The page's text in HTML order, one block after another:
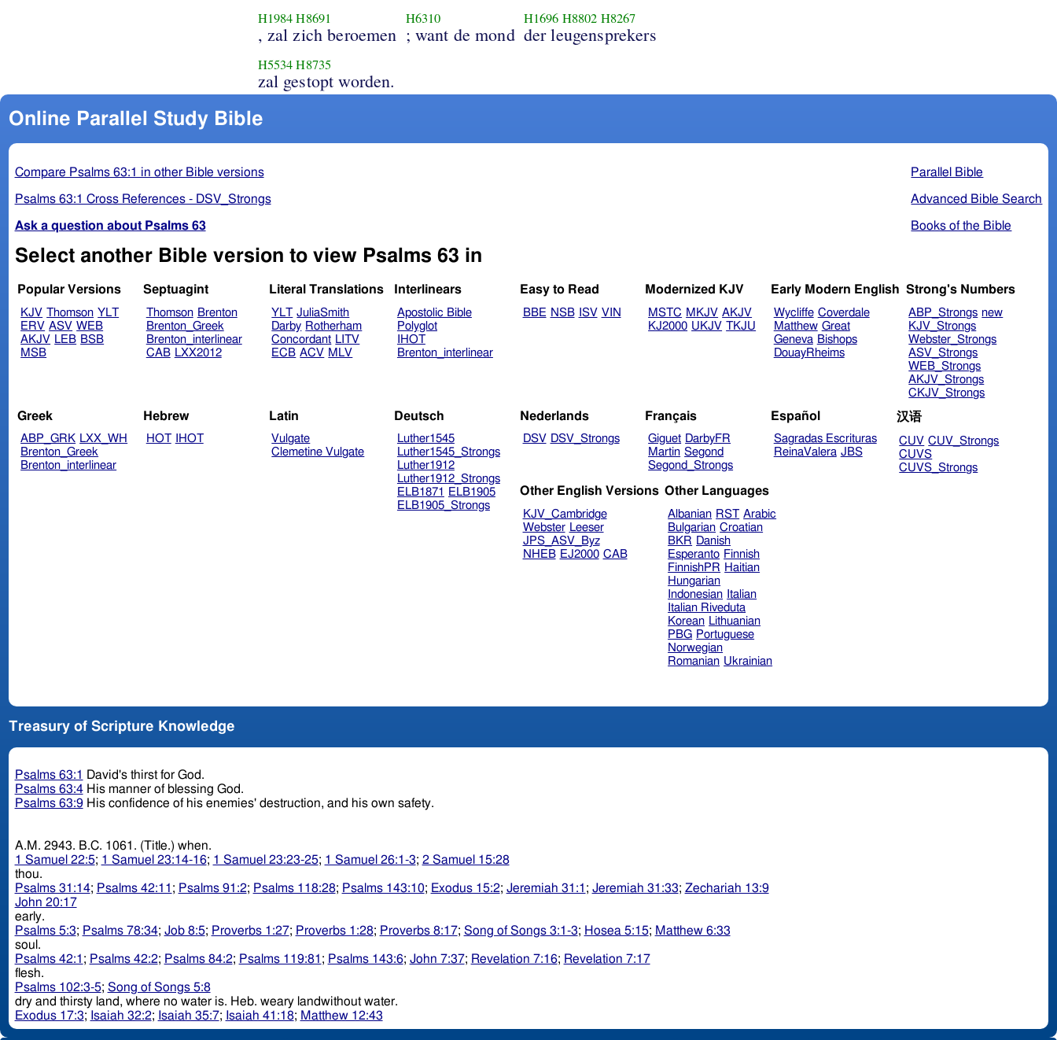
H1984 H8691
, zal zich beroemen
H6310
; want de mond
H1696 H8802 H8267
der leugensprekers
H5534 H8735
zal gestopt worden.
Online Parallel Study Bible
Parallel Bible
Advanced Bible Search
Books of the Bible
Compare Psalms 63:1 in other Bible versions
Psalms 63:1 Cross References - DSV_Strongs
Ask a question about Psalms 63
Select another Bible version to view Psalms 63 in
Popular Versions
KJV Thomson YLT
ERV ASV WEB
AKJV LEB BSB
MSB
Septuagint
Thomson Brenton
Brenton_Greek
Brenton_interlinear
CAB LXX2012
Literal Translations
YLT JuliaSmith
Darby Rotherham
Concordant LITV
ECB ACV MLV
Interlinears
Apostolic Bible
Polyglot
IHOT
Brenton_interlinear
Easy to Read
BBE NSB ISV VIN
Modernized KJV
MSTC MKJV AKJV
KJ2000 UKJV TKJU
Early Modern English
Wycliffe Coverdale
Matthew Great
Geneva Bishops
DouayRheims
Strong's Numbers
ABP_Strongs new
KJV_Strongs
Webster_Strongs
ASV_Strongs
WEB_Strongs
AKJV_Strongs
CKJV_Strongs
Greek
ABP_GRK LXX_WH
Brenton_Greek
Brenton_interlinear
Hebrew
HOT IHOT
Latin
Vulgate
Clemetine Vulgate
Deutsch
Luther1545
Luther1545_Strongs
Luther1912
Luther1912_Strongs
ELB1871
ELB1905
ELB1905_Strongs
Nederlands
DSV DSV_Strongs
Français
Giguet DarbyFR
Martin Segond
Segond_Strongs
Español
Sagradas Escrituras
ReinaValera JBS
汉语
CUV CUV_Strongs
CUVS
CUVS_Strongs
Other English Versions
KJV_Cambridge
Webster Leeser
JPS_ASV_Byz
NHEB EJ2000 CAB
Other Languages
Albanian RST Arabic
Bulgarian Croatian
BKR Danish
Esperanto Finnish
FinnishPR Haitian
Hungarian
Indonesian Italian
Italian Riveduta
Korean Lithuanian
PBG Portuguese
Norwegian
Romanian Ukrainian
Treasury of Scripture Knowledge
Psalms 63:1
David's thirst for God.
Psalms 63:4His manner of blessing God.
Psalms 63:9His confidence of his enemies' destruction, and his own safety.
A.M. 2943. B.C. 1061. (Title.) when.
1 Samuel 22:5; 1 Samuel 23:14-16; 1 Samuel 23:23-25; 1 Samuel 26:1-3; 2 Samuel 15:28
thou.
Psalms 31:14; Psalms 42:11 ; Psalms 91:2; Psalms 118:28; Psalms 143:10; Exodus 15:2; Jeremiah 31:1 ; Jeremiah 31:33; Zechariah 13:9
John 20:17
early.
Psalms 5:3; Psalms 78:34; Job 8:5; Proverbs 1:27; Proverbs 1:28; Proverbs 8:17; Song of Songs 3:1-3; Hosea 5:15; Matthew 6:33
soul.
Psalms 42:1 ; Psalms 42:2; Psalms 84:2; Psalms 119:81 ; Psalms 143:6; John 7:37; Revelation 7:16; Revelation 7:17
flesh.
Psalms 102:3-5; Song of Songs 5:8
dry and thirsty land, where no water is. Heb. weary landwithout water.
Exodus 17:3; Isaiah 32:2; Isaiah 35:7; Isaiah 41:18; Matthew 12:43